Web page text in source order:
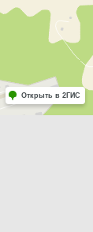
Открыть в 2ГИС